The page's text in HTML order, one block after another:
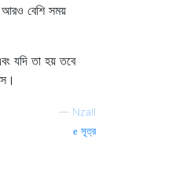
আরও বেশি সময়
যদি তা হয় তবে
— Nzall
সূত্র